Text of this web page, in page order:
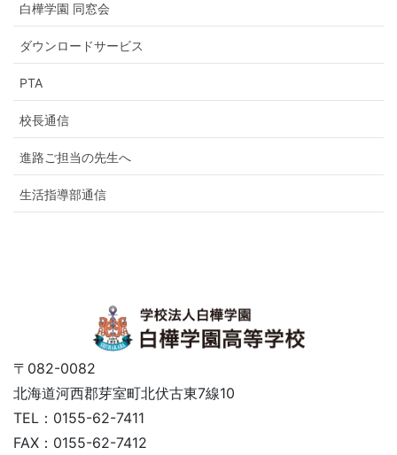
白樺学園 同窓会
ダウンロードサービス
PTA
校長通信
進路ご担当の先生へ
生活指導部通信
〒082-0082
北海道河西郡芽室町北伏古東7線10
TEL：0155-62-7411
FAX：0155-62-7412